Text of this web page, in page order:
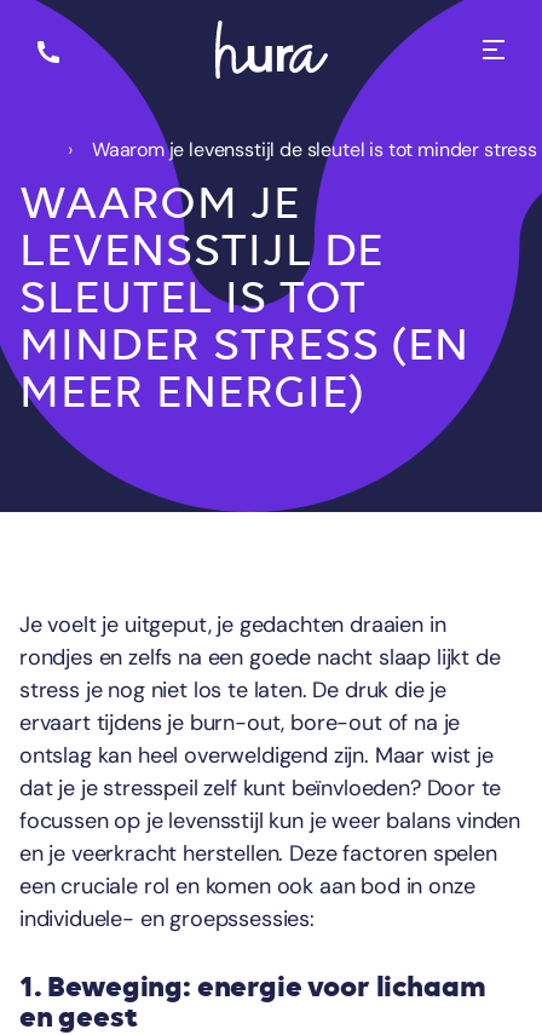
Waarom je levensstijl de sleutel is tot minder
WAAROM JE
LEVENSSTIJL DE
SLEUTEL IS TOT
MINDER STRESS (EN
MEER ENERGIE)
Je voelt je uitgeput, je gedachten draaien in
rondjes en zelfs na een goede nacht slaap lijkt de
stress je nog niet los te laten. De druk die je
ervaart tijdens je burn-out, bore-out of na je
ontslag kan heel overweldigend zijn. Maar wist je
dat je je stresspeil zelf kunt beïnvloeden? Door te
focussen op je levensstijl kun je weer balans vinden
en je veerkracht herstellen. Deze factoren spelen
een cruciale rol en komen ook aan bod in onze
individuele- en groepssessies:
1. Beweging: energie voor lichaam
en geest